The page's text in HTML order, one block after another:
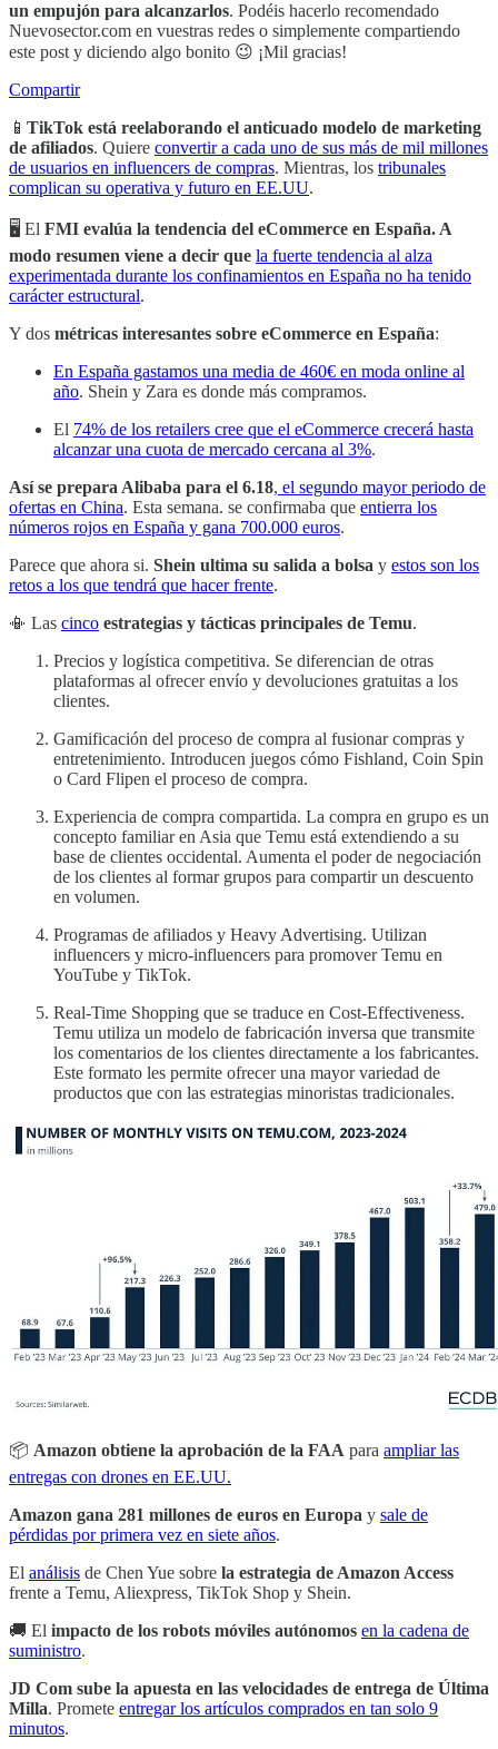
un empujón para alcanzarlos. Podéis hacerlo recomendado
Nuevosector.com en vuestras redes o simplemente compartiendo
este post y diciendo algo bonito 😉 ¡Mil gracias!
Compartir
📱 TikTok está reelaborando el anticuado modelo de marketing
de afiliados. Quiere convertir a cada uno de sus más de mil millones
de usuarios en influencers de compras. Mientras, los tribunales
complican su operativa y futuro en EE.UU.
🖥️ El FMI evalúa la tendencia del eCommerce en España. A
modo resumen viene a decir que la fuerte tendencia al alza
experimentada durante los confinamientos en España no ha tenido
carácter estructural.
Y dos métricas interesantes sobre eCommerce en España:
En España gastamos una media de 460€ en moda online al
año. Shein y Zara es donde más compramos.
El 74% de los retailers cree que el eCommerce crecerá hasta
alcanzar una cuota de mercado cercana al 3%.
Así se prepara Alibaba para el 6.18, el segundo mayor periodo de
ofertas en China. Esta semana. se confirmaba que entierra los
números rojos en España y gana 700.000 euros.
Parece que ahora si. Shein ultima su salida a bolsa y estos son los
retos a los que tendrá que hacer frente.
📳 Las cinco estrategias y tácticas principales de Temu.
Precios y logística competitiva. Se diferencian de otras
plataformas al ofrecer envío y devoluciones gratuitas a los
clientes.
Gamificación del proceso de compra al fusionar compras y
entretenimiento. Introducen juegos cómo Fishland, Coin Spin
o Card Flipen el proceso de compra.
Experiencia de compra compartida. La compra en grupo es un
concepto familiar en Asia que Temu está extendiendo a su
base de clientes occidental. Aumenta el poder de negociación
de los clientes al formar grupos para compartir un descuento
en volumen.
Programas de afiliados y Heavy Advertising. Utilizan
influencers y micro-influencers para promover Temu en
YouTube y TikTok.
Real-Time Shopping que se traduce en Cost-Effectiveness.
Temu utiliza un modelo de fabricación inversa que transmite
los comentarios de los clientes directamente a los fabricantes.
Este formato les permite ofrecer una mayor variedad de
productos que con las estrategias minoristas tradicionales.
📦 Amazon obtiene la aprobación de la FAA para ampliar las
entregas con drones en EE.UU.
Amazon gana 281 millones de euros en Europa y sale de
pérdidas por primera vez en siete años.
El análisis de Chen Yue sobre la estrategia de Amazon Access
frente a Temu, Aliexpress, TikTok Shop y Shein.
🚚 El impacto de los robots móviles autónomos en la cadena de
suministro.
JD Com sube la apuesta en las velocidades de entrega de Última
Milla. Promete entregar los artículos comprados en tan solo 9
minutos.